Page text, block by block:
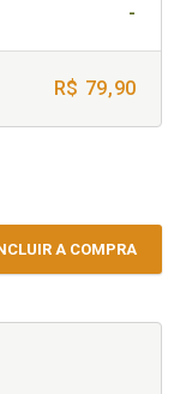
-
R$ 79,90
A COMPRA